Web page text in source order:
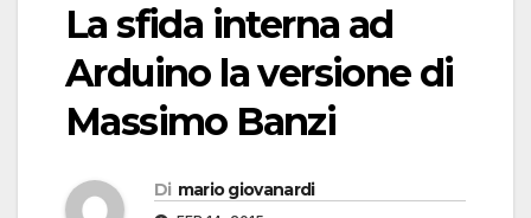
La sfida interna ad
Arduino la versione di
Massimo Banzi
Di mario giovanardi